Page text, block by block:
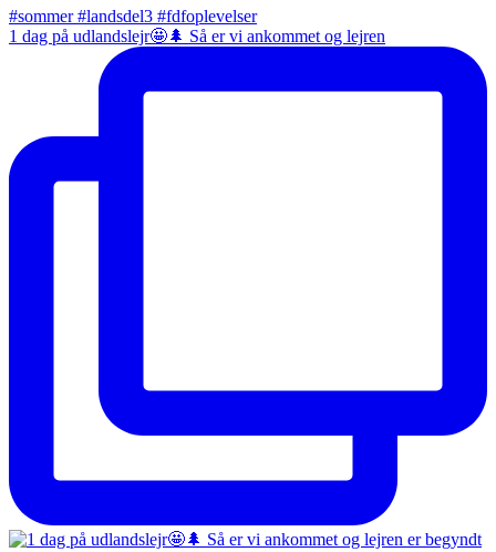
1 dag på udlandslejr🤩🌲 Så er vi ankommet og lejren